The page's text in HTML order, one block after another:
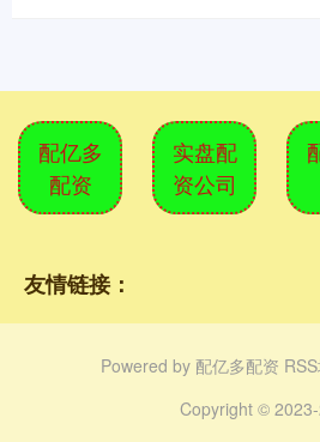
配亿多
配资
实盘配
资公司
友情链接：
Powered by 配亿多配资
Copyright ©